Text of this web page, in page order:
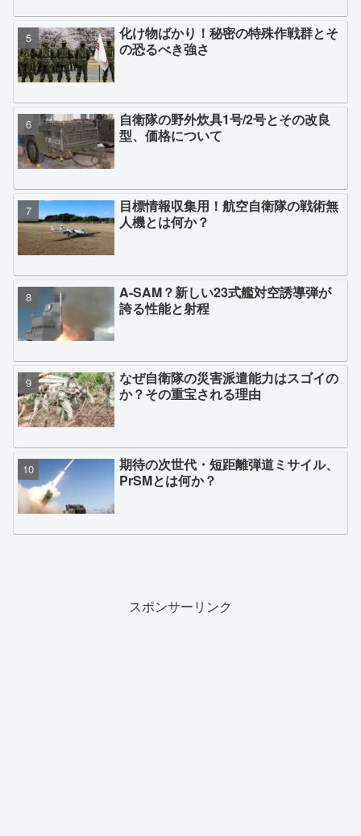
化け物ばかり！秘密の特殊作戦群とそ
の恐るべき強さ
自衛隊の野外炊具1号/2号とその改良
型、価格について
目標情報収集用！航空自衛隊の戦術無
人機とは何か？
A-SAM？新しい23式艦対空誘導弾が
誇る性能と射程
なぜ自衛隊の災害派遣能力はスゴイの
か？その重宝される理由
期待の次世代・短距離弾道ミサイル、
PrSMとは何か？
スポンサーリンク